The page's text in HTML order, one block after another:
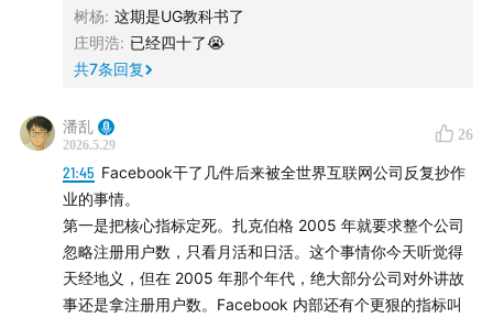
点的内部视角。
也聊一些少有人讲的细节：邱少云事件后的素材风控体
端，跟 Facebook“DDoS”式投放是怎么回事，字节为什么
不碰积分墙和灌假量，以及一个25岁的校招生为什么敢拍
板一个双月一个亿人民币的预算。
最后落回到一个问题：为什么字节跳动你学不会？
本期嘉宾：Tom（上古UG增长专家，现短剧从业者）
TikTok。那些以为早就被时光冲淡的记忆，忽然就像被雨水
打湿的书页，一页页清晰地铺展开来。
人的青春叙事。
再不坐下来好好聊聊，
我们都快忘了，
原来我们已经快要四十岁了。
树杨: 这期是UG教科书了
庄明浩: 已经四十了😭
共7条回复
潘乱
2026.5.29
26
21:45 Facebook干了几件后来被全世界互联网公司反复抄作
业的事情。
第一是把核心指标定死。扎克伯格 2005 年就要求整个公司
忽略注册用户数，只看月活和日活。这个事情你今天听觉得
天经地义，但在 2005 年那个年代，绝大部分公司对外讲故
事还是拿注册用户数。Facebook 内部还有个更狠的指标叫